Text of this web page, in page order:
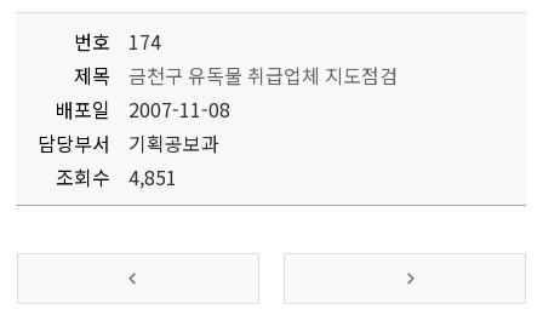
번호
174
제목
금천구 유독물 취급업체 지도점검
배포일
2007-11-08
담당부서
기획공보과
조회수
4,851